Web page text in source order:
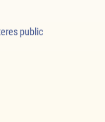
public